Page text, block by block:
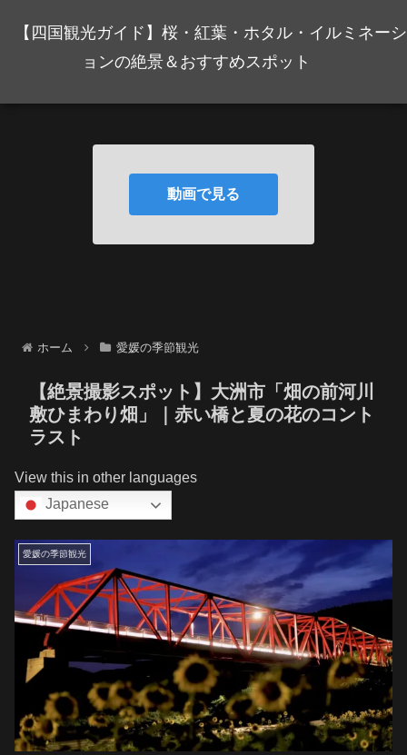
【四国観光ガイド】桜・紅葉・ホタル・イルミネーシ
ョンの絶景＆おすすめスポット
動画で見る
ホーム 愛媛の季節観光
【絶景撮影スポット】大洲市「畑の前河川
敷ひまわり畑」｜赤い橋と夏の花のコント
ラスト
View this in other languages
Japanese
愛媛の季節観光